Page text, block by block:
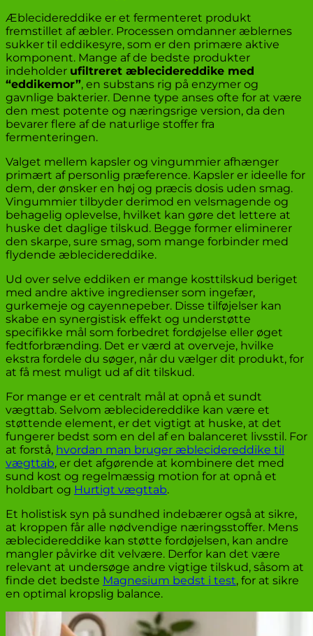
Æblecidereddike er et fermenteret produkt
fremstillet af æbler. Processen omdanner æblernes
sukker til eddikesyre, som er den primære aktive
komponent. Mange af de bedste produkter
indeholder ufiltreret æblecidereddike med
“eddikemor”, en substans rig på enzymer og
gavnlige bakterier. Denne type anses ofte for at være
den mest potente og næringsrige version, da den
bevarer flere af de naturlige stoffer fra
fermenteringen.
Valget mellem kapsler og vingummier afhænger
primært af personlig præference. Kapsler er ideelle for
dem, der ønsker en høj og præcis dosis uden smag.
Vingummier tilbyder derimod en velsmagende og
behagelig oplevelse, hvilket kan gøre det lettere at
huske det daglige tilskud. Begge former eliminerer
den skarpe, sure smag, som mange forbinder med
flydende æblecidereddike.
Ud over selve eddiken er mange kosttilskud beriget
med andre aktive ingredienser som ingefær,
gurkemeje og cayennepeber. Disse tilføjelser kan
skabe en synergistisk effekt og understøtte
specifikke mål som forbedret fordøjelse eller øget
fedtforbrænding. Det er værd at overveje, hvilke
ekstra fordele du søger, når du vælger dit produkt, for
at få mest muligt ud af dit tilskud.
For mange er et centralt mål at opnå et sundt
vægttab. Selvom æblecidereddike kan være et
støttende element, er det vigtigt at huske, at det
fungerer bedst som en del af en balanceret livsstil. For
at forstå, hvordan man bruger æblecidereddike til
vægttab, er det afgørende at kombinere det med
sund kost og regelmæssig motion for at opnå et
holdbart og Hurtigt vægttab.
Et holistisk syn på sundhed indebærer også at sikre,
at kroppen får alle nødvendige næringsstoffer. Mens
æblecidereddike kan støtte fordøjelsen, kan andre
mangler påvirke dit velvære. Derfor kan det være
relevant at undersøge andre vigtige tilskud, såsom at
finde det bedste Magnesium bedst i test, for at sikre
en optimal kropslig balance.